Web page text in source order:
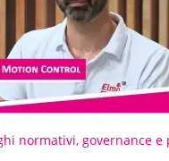
normativi, governance e